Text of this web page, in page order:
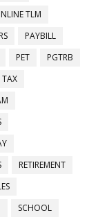
TLM
PAYBILL
PET
PGTRB
TAX
RETIREMENT
SCHOOL